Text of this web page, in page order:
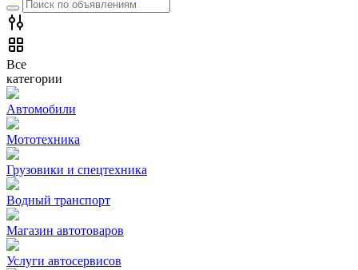
Все
категории
Автомобили
Мототехника
Грузовики и спецтехника
Водный транспорт
Магазин автотоваров
Услуги автосервисов